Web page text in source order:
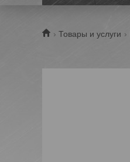
Товары и услуги